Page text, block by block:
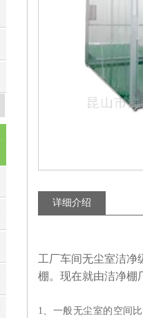
详细介绍
工厂车间无尘室洁净
棚。现在就由洁净棚
1、一般无尘室的空间